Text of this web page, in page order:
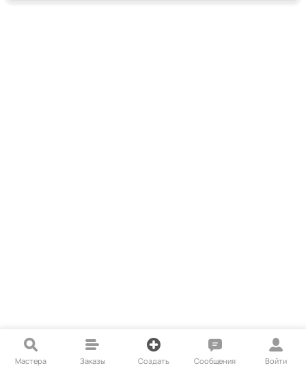
Мастера Заказы Создать Сообщения Войти